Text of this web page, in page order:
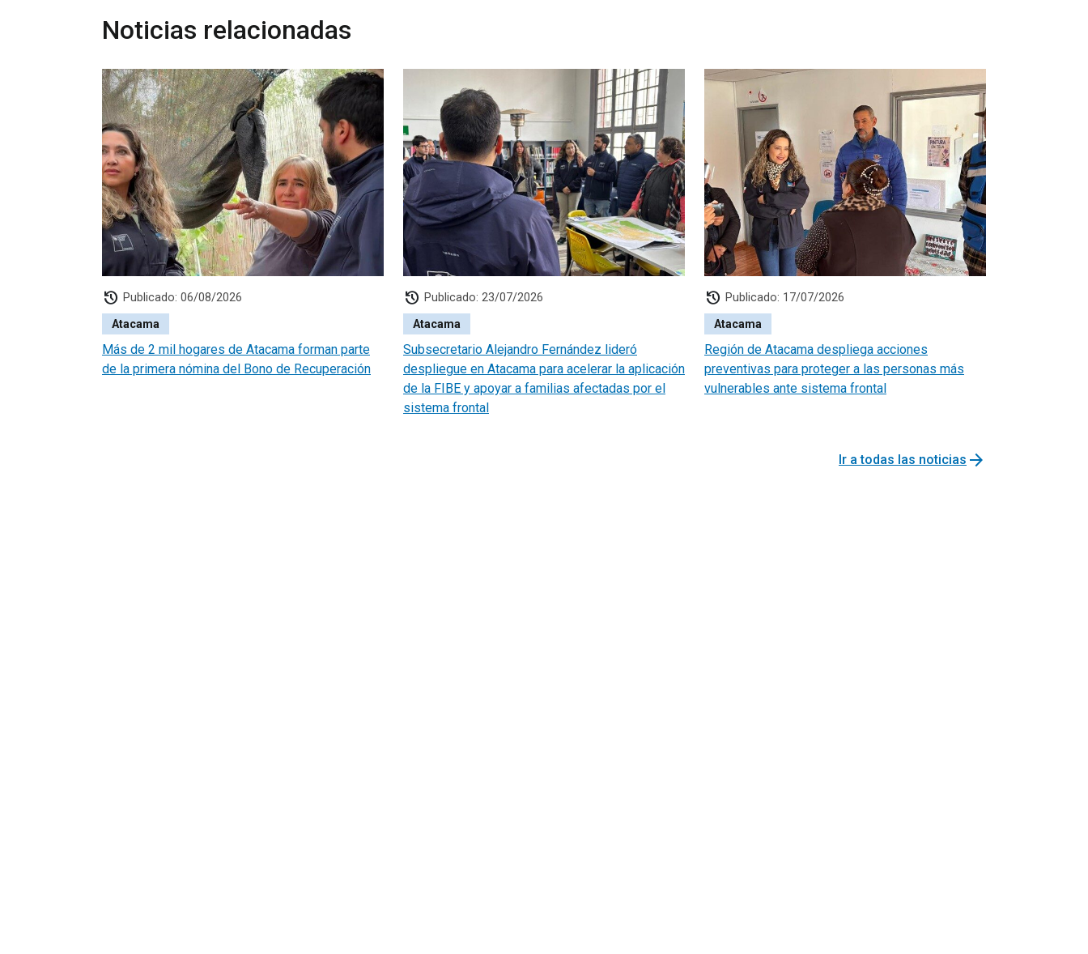
Noticias relacionadas
history Publicado: 06/08/2026
Atacama
Más de 2 mil hogares de Atacama forman parte
de la primera nómina del Bono de Recuperación
history Publicado: 23/07/2026
Atacama
Subsecretario Alejandro Fernández lideró
despliegue en Atacama para acelerar la aplicación
de la FIBE y apoyar a familias afectadas por el
sistema frontal
history Publicado: 17/07/2026
Atacama
Región de Atacama despliega acciones
preventivas para proteger a las personas más
vulnerables ante sistema frontal
Ir a todas las noticias arrow_forward